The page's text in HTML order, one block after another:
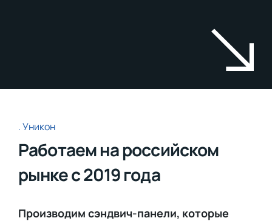
Уникон
Работаем на российском
рынке с 2019 года
Производим сэндвич-панели, которые